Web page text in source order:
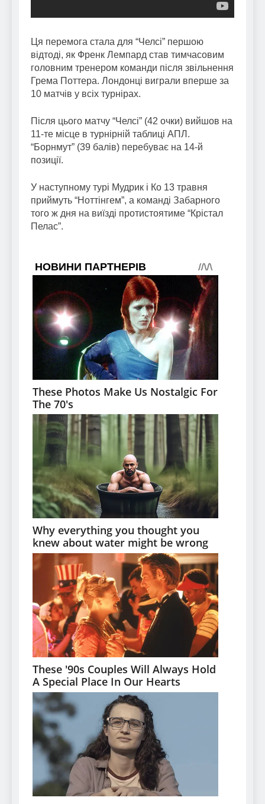
Ця перемога стала для “Челсі” першою
відтоді, як Френк Лемпард став тимчасовим
головним тренером команди після звільнення
Грема Поттера. Лондонці виграли вперше за
10 матчів у всіх турнірах.
Після цього матчу “Челсі” (42 очки) вийшов на
11-те місце в турнірній таблиці АПЛ.
“Борнмут” (39 балів) перебуває на 14-й
позиції.
У наступному турі Мудрик і Ко 13 травня
приймуть “Ноттінгем”, а команді Забарного
того ж дня на виїзді протистоятиме “Крістал
Пелас”.